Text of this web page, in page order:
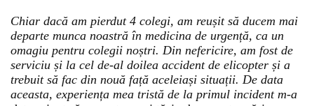
Chiar dacă am pierdut 4 colegi, am reușit să ducem mai
departe munca noastră în medicina de urgență, ca un
omagiu pentru colegii noștri. Din nefericire, am fost de
serviciu și la cel de-al doilea accident de elicopter și a
trebuit să fac din nouă față aceleiași situații. De data
aceasta, experiența mea tristă de la primul incident m-a